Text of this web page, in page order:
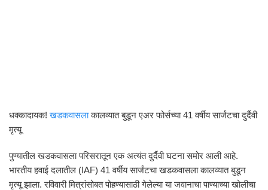
धक्कादायक!खडकवासलाकालव्यात बुडून एअर फोर्सच्या 41 वर्षीय सार्जंटचा दुर्दैवी
मृत्यू
पुण्यातील खडकवासला परिसरातून एक अत्यंत दुर्दैवी घटना समोर आली आहे.
भारतीय हवाई दलातील (IAF) 41 वर्षीय सार्जंटचा खडकवासला कालव्यात बुडून
मृत्यू झाला. रविवारी मित्रांसोबत पोहण्यासाठी गेलेल्या या जवानाचा पाण्याच्या खोलीचा